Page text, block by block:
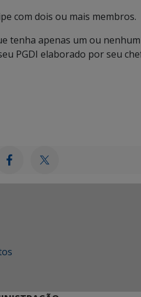
com dois ou mais membros.
tenha apenas um ou
PGDI elaborado por seu